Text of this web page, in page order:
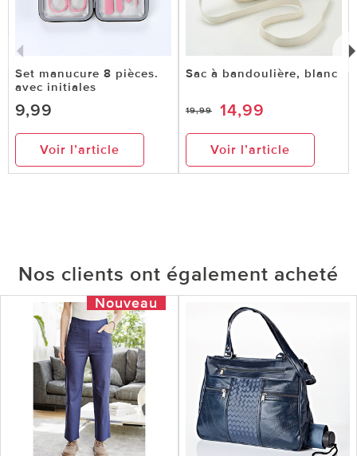
Set manucure 8 pièces.
avec initiales
9,99
Voir l’article
Sac à bandoulière, blanc
19,99 14,99
Voir l’article
Nos clients ont également acheté
Nouveau